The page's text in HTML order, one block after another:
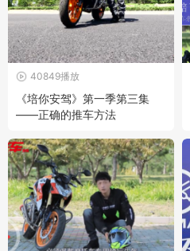
40849播放
《培你安驾》第一季第三集
——正确的推车方法